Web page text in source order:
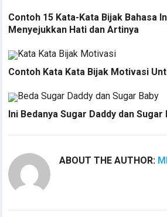
Contoh 15 Kata-Kata Bijak Bahasa
Menyejukkan Hati dan Artinya
Contoh Kata Kata Bijak Motivasi
Ini Bedanya Sugar Daddy dan Sugar
ABOUT THE AUTHOR: